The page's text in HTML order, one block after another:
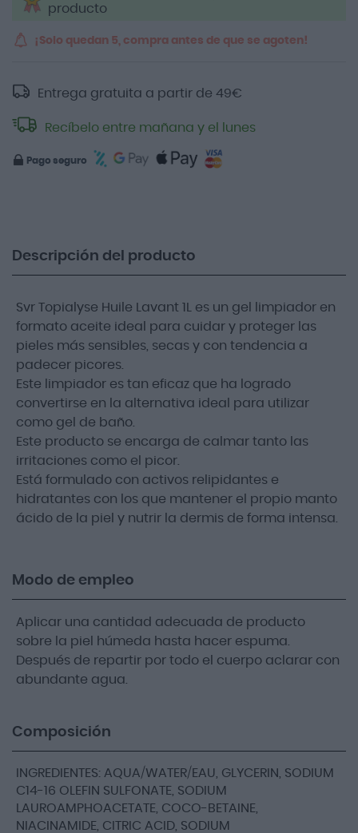
producto
¡Solo quedan 5, compra antes de que se agoten!
Entrega gratuita a partir de 49€
Recíbelo entre mañana y el lunes
Pago seguro
Descripción del producto
Svr Topialyse Huile Lavant 1L es un gel limpiador en
formato aceite ideal para cuidar y proteger las
pieles más sensibles, secas y con tendencia a
padecer picores.
Este limpiador es tan eficaz que ha logrado
convertirse en la alternativa ideal para utilizar
como gel de baño.
Este producto se encarga de calmar tanto las
irritaciones como el picor.
Está formulado con activos relipidantes e
hidratantes con los que mantener el propio manto
ácido de la piel y nutrir la dermis de forma intensa.
Modo de empleo
Aplicar una cantidad adecuada de producto
sobre la piel húmeda hasta hacer espuma.
Después de repartir por todo el cuerpo aclarar con
abundante agua.
Composición
INGREDIENTES: AQUA/WATER/EAU, GLYCERIN, SODIUM
C14-16 OLEFIN SULFONATE, SODIUM
LAUROAMPHOACETATE, COCO-BETAINE,
NIACINAMIDE, CITRIC ACID, SODIUM